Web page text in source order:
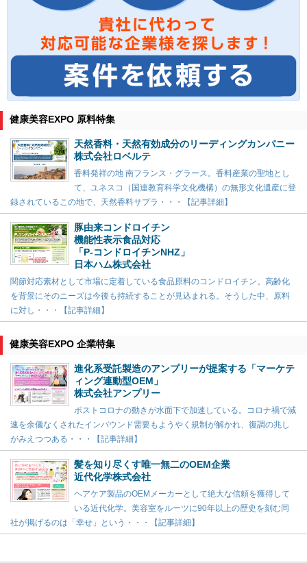
健康美容EXPO 原料特集
天然香料・天然有効成分のリーディングカンパニー
株式会社ロベルテ
香料発祥の地 南フランス・グラース。香料産業の聖地とし
て、ユネスコ（国連教育科学文化機構）の無形文化遺産に登
録されているこの地で、天然香料サプラ・・・【記事詳細】
豚由来コンドロイチン
機能性表示食品対応
「P-コンドロイチンNHZ」
日本ハム株式会社
関節対応素材として市場に定着している食品原料のコンドロイチン。高齢化
を背景にそのニーズは今後も持続することが見込まれる。そうした中、原料
に対し・・・【記事詳細】
健康美容EXPO 企業特集
進化系受託製造のアンプリーが提案する「マーケテ
ィング連動型OEM」
株式会社アンプリー
ポストコロナの動きが水面下で加速している。コロナ禍で減
速を余儀なくされたインバウンド需要もようやく規制が解かれ、復調の兆し
がみえつつある・・・【記事詳細】
髪を知り尽くす唯一無二のOEM企業
近代化学株式会社
ヘアケア製品のOEMメーカーとして絶大な信頼を獲得して
いる近代化学。美容室をルーツに90年以上の歴史を刻む同
社が掲げるのは「幸せ」という・・・【記事詳細】